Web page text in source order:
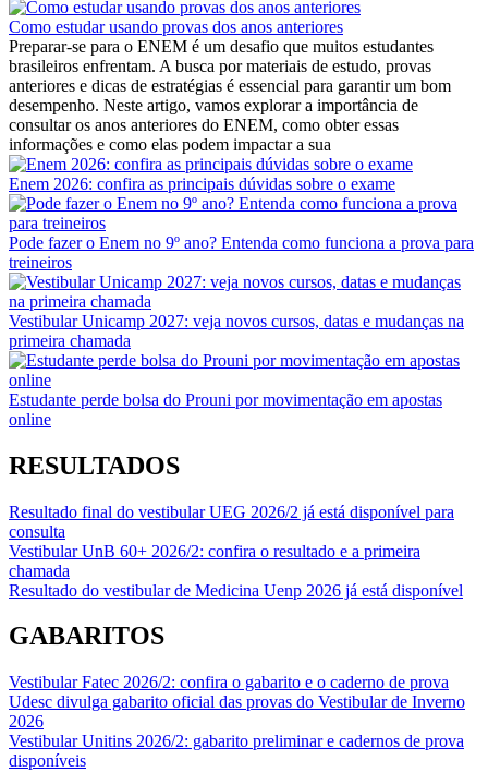
Como estudar usando provas dos anos anteriores
Preparar-se para o ENEM é um desafio que muitos estudantes
brasileiros enfrentam. A busca por materiais de estudo, provas
anteriores e dicas de estratégias é essencial para garantir um bom
desempenho. Neste artigo, vamos explorar a importância de
consultar os anos anteriores do ENEM, como obter essas
informações e como elas podem impactar a sua
Enem 2026: confira as principais dúvidas sobre o exame
Pode fazer o Enem no 9º ano? Entenda como funciona a prova para
treineiros
Vestibular Unicamp 2027: veja novos cursos, datas e mudanças na
primeira chamada
Estudante perde bolsa do Prouni por movimentação em apostas
online
RESULTADOS
Resultado final do vestibular UEG 2026/2 já está disponível para
consulta
Vestibular UnB 60+ 2026/2: confira o resultado e a primeira
chamada
Resultado do vestibular de Medicina Uenp 2026 já está disponível
GABARITOS
Vestibular Fatec 2026/2: confira o gabarito e o caderno de prova
Udesc divulga gabarito oficial das provas do Vestibular de Inverno
2026
Vestibular Unitins 2026/2: gabarito preliminar e cadernos de prova
disponíveis